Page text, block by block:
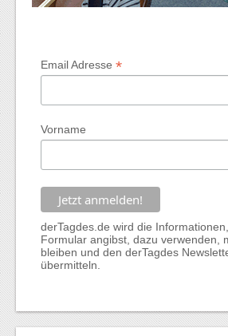
Email Adresse*
Vorname
derTagdes.de wird die
Formular angibst, dazu verwenden,
bleiben und den derTagdes
übermitteln.